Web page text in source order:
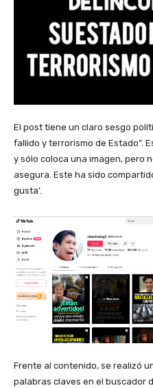
El post tiene un claro sesgo
fallido y terrorismo de Estado”.
y sólo coloca una imagen, pero
asegura. Este ha sido
gusta’.
Frente al contenido, se realizó
palabras claves en el buscador